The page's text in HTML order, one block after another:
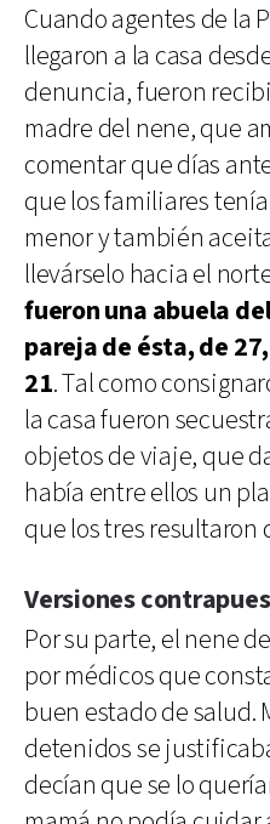
Cuando agentes de la
llegaron a la casa
denuncia, fueron
madre del nene, que
comentar que días
que los familiares
menor y también
llevárselo hacia el
fueron una abuela
pareja de ésta, de
21. Tal como
la casa fueron
objetos de viaje, que
había entre ellos un
que los tres resultaron
Versiones
Por su parte, el nene
por médicos que
buen estado de salud.
detenidos se
decían que se lo